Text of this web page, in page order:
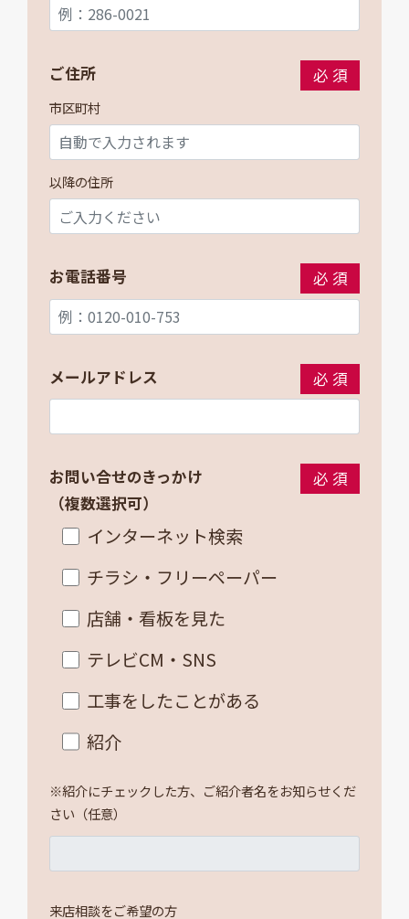
ご住所 必須
市区町村
以降の住所
お電話番号 必須
メールアドレス 必須
お問い合せのきっかけ
（複数選択可）
必須
インターネット検索
チラシ・フリーペーパー
店舗・看板を見た
テレビCM・SNS
工事をしたことがある
紹介
※紹介にチェックした方、ご紹介者名をお知らせくだ
さい（任意）
来店相談をご希望の方